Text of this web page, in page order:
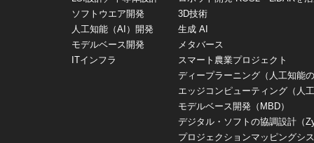
ソフトウエア開発
人工知能（AI）開発
モデルベース開発
ITインフラ
3D技術
生成 AI
メタバース
スマート農業プロジェクト
ディープラーニング（人工知能
エッジコンピューティング（人
モデルベース開発（MBD）
デジタル・ソフトの協調設計（
プロジェクションマッピングシ